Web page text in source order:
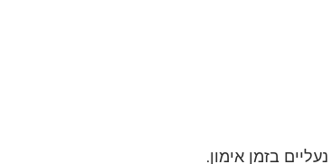
בזמן אימון.